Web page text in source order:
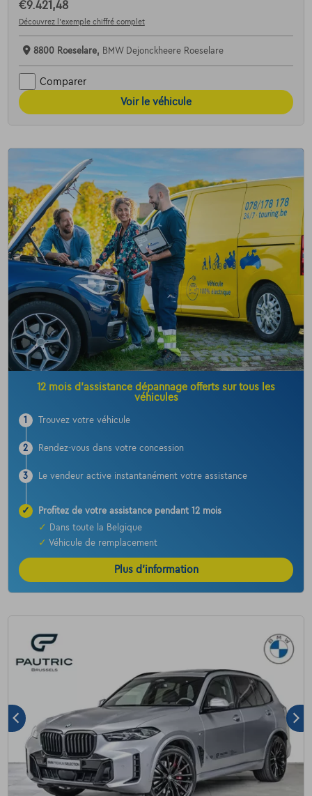
€9.421,48
Découvrez l’exemple chiffré complet
8800 Roeselare, BMW Dejonckheere Roeselare
Comparer
Voir le véhicule
12 mois d’assistance dépannage offerts sur tous les
véhicules
1 Trouvez votre véhicule
2 Rendez-vous dans votre concession
3 Le vendeur active instantanément votre assistance
✓
Profitez de votre assistance pendant 12 mois
✓
Dans toute la Belgique
✓ Véhicule de remplacement
Plus d’information